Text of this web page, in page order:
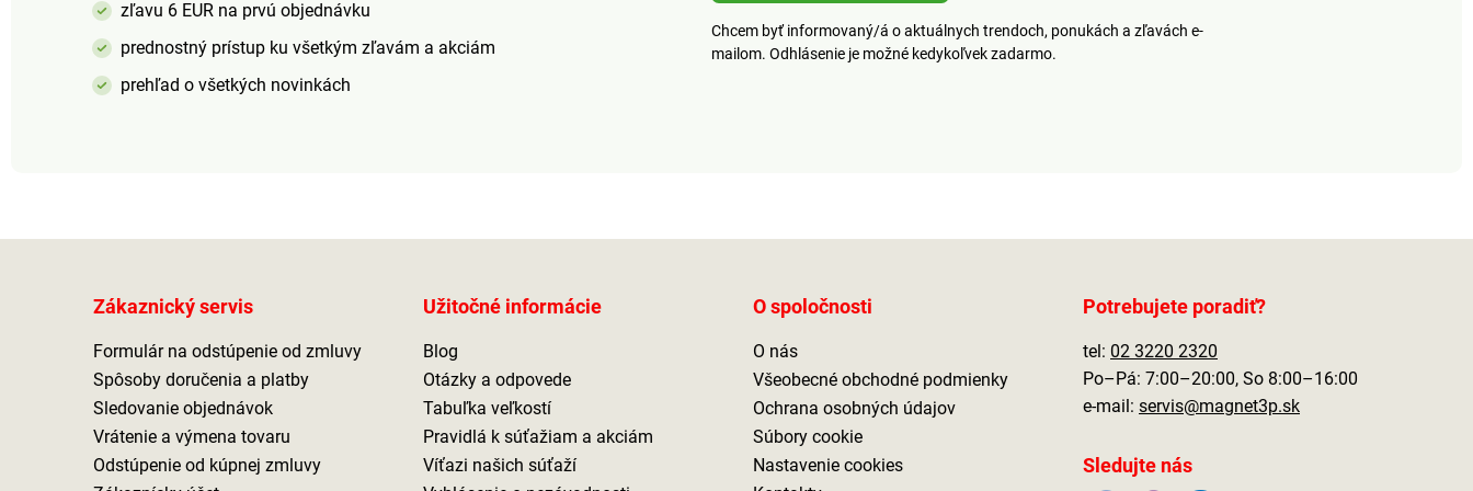
je sada 85 ks písmen a 9
ks symbolov. Batérie nie
sú súčasťou balenia.
kdekoľvek. Trebárs aj do
temnejšej záhrady.
Sľubujeme, že úspech
bude zaručený. Batérie nie
rozhodne aj balkónom,
terasám a záhradám.
rozhodne aj balkónom,
terasám a záhradám.
zľavu 6 EUR na prvú objednávku
prednostný prístup ku všetkým zľavám a akciám
prehľad o všetkých novinkách
Chcem byť informovaný/á o aktuálnych trendoch, ponukách a zľavách e-
mailom. Odhlásenie je možné kedykoľvek zadarmo.
Zákaznický servis
Formulár na odstúpenie od zmluvy
Spôsoby doručenia a platby
Sledovanie objednávok
Vrátenie a výmena tovaru
Odstúpenie od kúpnej zmluvy
Užitočné informácie
Blog
Otázky a odpovede
Tabuľka veľkostí
Pravidlá k súťažiam a akciám
Víťazi našich súťaží
O spoločnosti
O nás
Všeobecné obchodné podmienky
Ochrana osobných údajov
Súbory cookie
Nastavenie cookies
Potrebujete poradiť?
tel: 02 3220 2320
Po–Pá: 7:00–20:00, So 8:00–16:00
e-mail: servis@magnet3p.sk
Sledujte nás